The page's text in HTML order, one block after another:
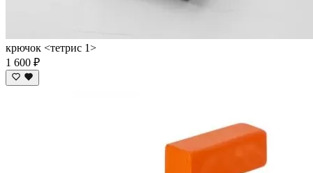
крючок <тетрис 1>
1 600 ₽